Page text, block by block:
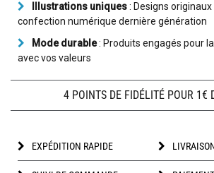
Illustrations uniques: Designs
confection numérique dernière génération
Mode durable: Produits engagés pour
avec vos valeurs
4 POINTS DE FIDÉLITÉ POUR 1€
EXPÉDITION RAPIDE